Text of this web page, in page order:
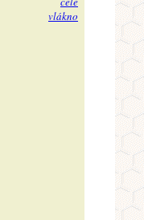
vlákno